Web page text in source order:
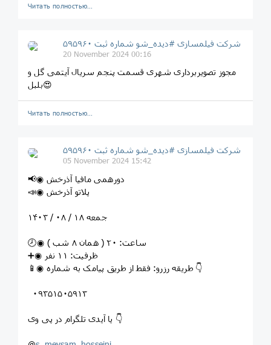
Читать полностью…
شرکت فیلمسازی #دیده_شو شماره ثبت ۵۹۵۹۶۰
20 November 2024 00:16
مجوز تصویربرداری شهری قسمت پنجم سریال آیتمی گل و
بلبل😍
Читать полностью…
شرکت فیلمسازی #دیده_شو شماره ثبت ۵۹۵۹۶۰
05 November 2024 15:42
📢◉ دورهمی مافیا آذرخش
📣◉ پلاتو آذرخش
جمعه ١٨ / ٠٨ / ١۴٠٣
🕗◉ ساعت: ٢٠ ( همان ٨ شب )
➕◉ ظرفیت: ١١ نفر
📱◉ طریقه رزرو: فقط از طریق پیامک به شماره 👇
٠٩٣۵١۵٠۵٩١٣
یا آیدی تلگرام در پی وی 👇